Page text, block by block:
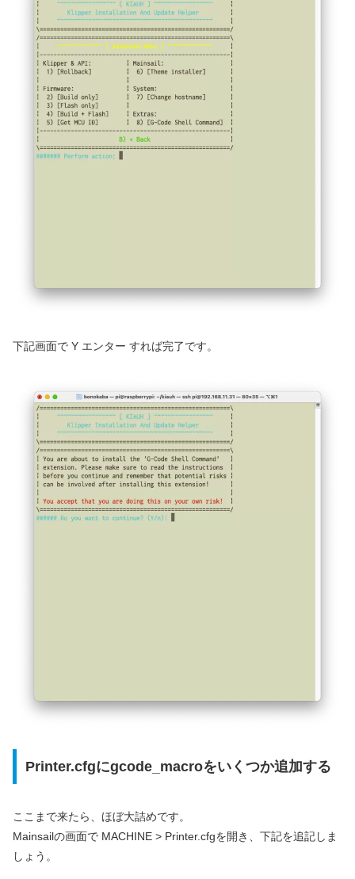
下記画面で Y エンター すれば完了です。
Printer.cfgにgcode_macroをいくつか追加する
ここまで来たら、ほぼ大詰めです。
Mainsailの画面で MACHINE > Printer.cfgを開き、下記を追記しま
しょう。